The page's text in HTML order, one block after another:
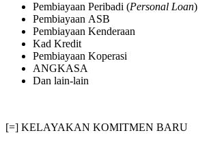
Pembiayaan Peribadi (Personal Loan)
Pembiayaan ASB
Pembiayaan Kenderaan
Kad Kredit
Pembiayaan Koperasi
ANGKASA
Dan lain-lain
[=] KELAYAKAN KOMITMEN BARU